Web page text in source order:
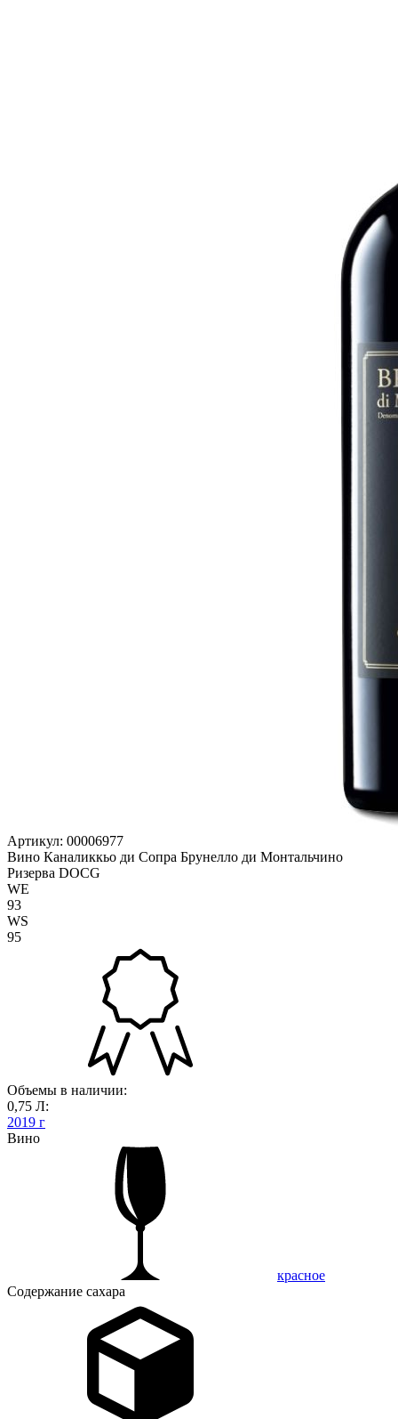
Артикул: 00006977
Вино Каналиккьо ди Сопра Брунелло ди Монтальчино
Ризерва DOCG
WE
93
WS
95
Объемы в наличии:
0,75 Л:
2019 г
Вино
красное
Содержание сахара